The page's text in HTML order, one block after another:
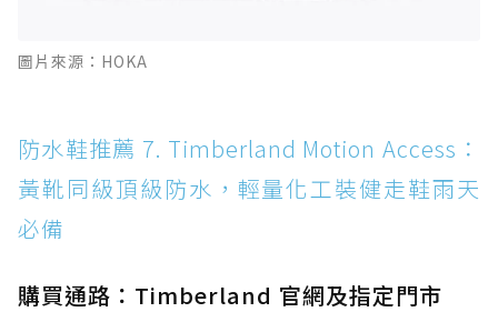
圖片來源：HOKA
防水鞋推薦 7. Timberland Motion Access：
黃靴同級頂級防水，輕量化工裝健走鞋雨天
必備
購買通路：Timberland 官網及指定門市